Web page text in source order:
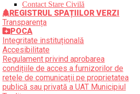
Contact Stare Civilă
REGISTRUL SPAȚIILOR VERZI
Transparența
POCA
Integritate instituțională
Accesibilitate
Regulament privind aprobarea
condițiile de acces a furnizorilor de
rețele de comunicații pe proprietatea
publică sau privată a UAT Municipiul